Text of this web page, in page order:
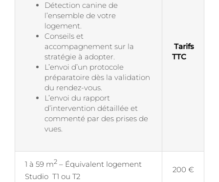
Détection canine de
l’ensemble de votre
logement.
Conseils et
accompagnement sur la
stratégie à adopter.
L’envoi d’un protocole
préparatoire dès la validation
du rendez-vous.
L’envoi du rapport
d’intervention détaillée et
commenté par des prises de
vues.
Tarifs
TTC
1 à 59 m2 – Équivalent logement
Studio T1 ou T2
200 €